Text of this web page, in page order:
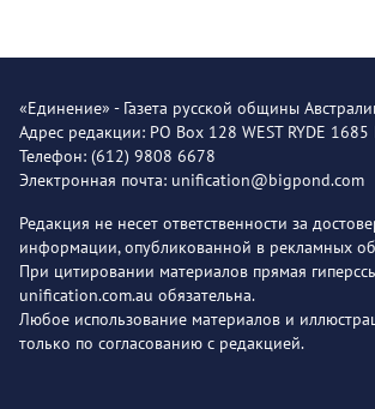
«Единение» - Газета русской общины
Адрес редакции: PO Box 128 WEST RYDE 1685
Телефон: (612) 9808 6678
Электронная почта: unification@bigpond.com
Редакция не несет ответственности за
информации, опубликованной в рекламных
При цитировании материалов прямая
unification.com.au обязательна.
Любое использование материалов и
только по согласованию с редакцией.